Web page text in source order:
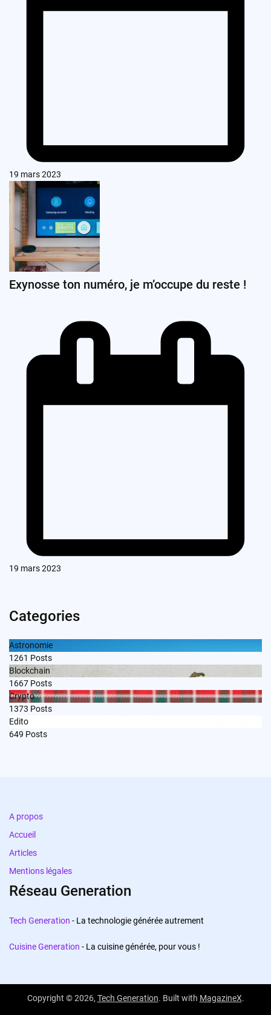
19 mars 2023
Exynosse ton numéro, je m’occupe du reste !
19 mars 2023
Categories
Astronomie
1261 Posts
Blockchain
1667 Posts
Crypto
1373 Posts
Edito
649 Posts
A propos
Accueil
Articles
Mentions légales
Réseau Generation
Tech Generation - La technologie générée autrement
Cuisine Generation - La cuisine générée, pour vous !
Copyright © 2026, Tech Generation. Built with MagazineX.